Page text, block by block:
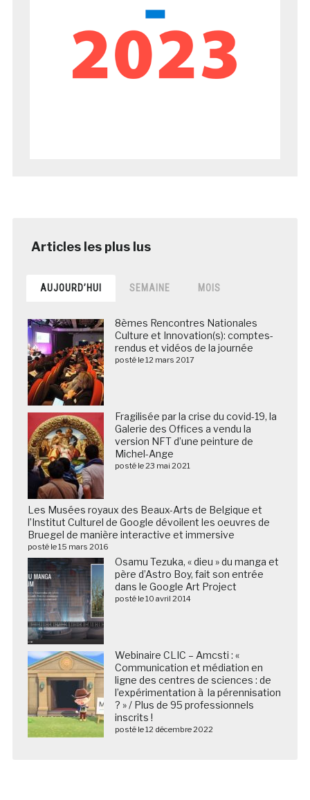
AUJOURD’HUI SEMAINE MOIS
8èmes Rencontres Nationales
Culture et Innovation(s): comptes-
rendus et vidéos de la journée
posté le 12 mars 2017
Fragilisée par la crise du covid-19, la
Galerie des Offices a vendu la
version NFT d’une peinture de
Michel-Ange
posté le 23 mai 2021
Les Musées royaux des Beaux-Arts de Belgique et
l’Institut Culturel de Google dévoilent les oeuvres de
Bruegel de manière interactive et immersive
posté le 15 mars 2016
Osamu Tezuka, « dieu » du manga et
père d’Astro Boy, fait son entrée
dans le Google Art Project
posté le 10 avril 2014
Webinaire CLIC – Amcsti : «
Communication et médiation en
ligne des centres de sciences : de
l’expérimentation à la pérennisation
? » / Plus de 95 professionnels
inscrits !
posté le 12 décembre 2022